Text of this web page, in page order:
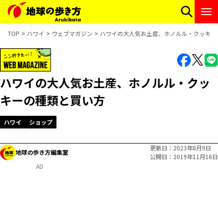
TOP ハワイ ウェブマガジン ハワイの大人気お土産、ホノルル・クッキ
ハワイの大人気お土産、ホノルル・クッ
キーの種類と買い方
ハワイ ショップ
地球の歩き方編集室
更新日
2023年8月9日
公開日
2019年11月16日
AD